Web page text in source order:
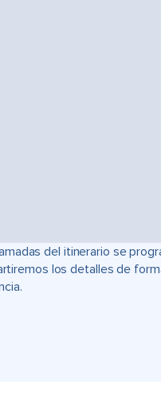
del itinerario se
los detalles de